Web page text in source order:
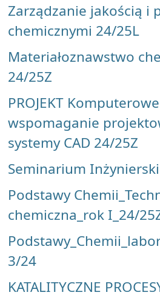
Zarządzanie jakością i
chemicznymi 24/25L
Materiałoznawstwo
24/25Z
PROJEKT Komputerowe
wspomaganie
systemy CAD 24/25Z
Seminarium
Podstawy
chemiczna_rok I_24/
3/24
KATALITYCZNE